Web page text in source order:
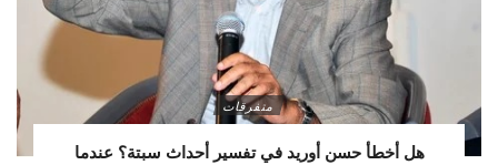
متفرقات
هل أخطأ حسن أوريد في تفسير أحداث سبتة؟ عندما